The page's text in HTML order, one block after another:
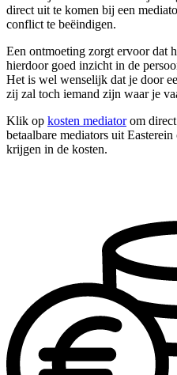
direct uit te komen bij een
conflict te beëindigen.
Een ontmoeting zorgt ervoor dat
hierdoor goed inzicht in de
Het is wel wenselijk dat je door
zij zal toch iemand zijn waar je
Klik op kosten mediatorom direct
betaalbare mediators uit
krijgen in de kosten.